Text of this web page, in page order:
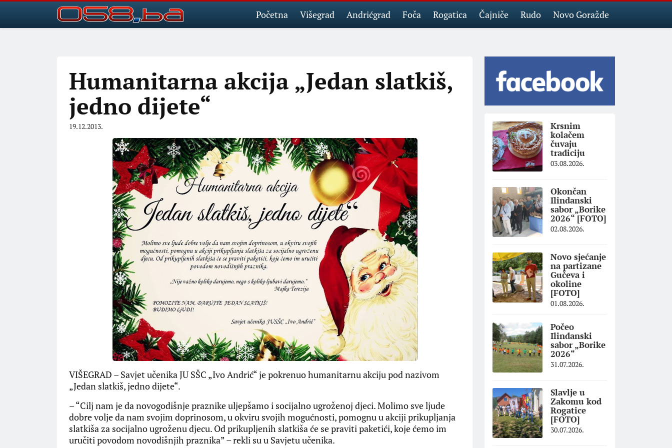
Početna Višegrad Andrićgrad Foča Rogatica Čajniče Rudo Novo Goražde
Humanitarna akcija „Jedan slatkiš,
jedno dijete“
19.12.2013.
VIŠEGRAD – Savjet učenika JU SŠC „Ivo Andrić“ je pokrenuo humanitarnu akciju pod nazivom
„Jedan slatkiš, jedno dijete“.
– “Cilj nam je da novogodišnje praznike uljepšamo i socijalno ugroženoj djeci. Molimo sve ljude
dobre volje da nam svojim doprinosom, u okviru svojih mogućnosti, pomognu u akciji prikupljanja
slatkiša za socijalno ugroženu djecu. Od prikupljenih slatkiša će se praviti paketići, koje ćemo im
uručiti povodom novodišnjih praznika” – rekli su u Savjetu učenika.
Krsnim
kolačem
čuvaju
tradiciju
03.08.2026.
Okončan
Ilindanski
sabor „Borike
2026“ [FOTO]
02.08.2026.
Novo sjećanje
na partizane
Gučeva i
okoline
[FOTO]
01.08.2026.
Počeo
Ilindanski
sabor „Borike
2026“
31.07.2026.
Slavlje u
Zakomu kod
Rogatice
[FOTO]
30.07.2026.